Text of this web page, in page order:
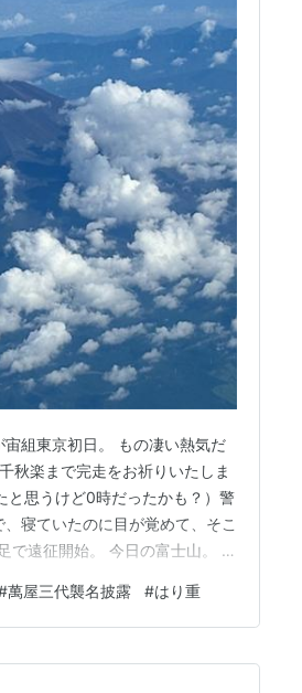
組東京初日。 もの凄い熱気だ
秋楽まで完走をお祈りいたしま
思うけど0時だったかも？）警
寝ていたのに目が覚めて、そこ
遠征開始。 今日の富士山。 綿
松竹座に萬屋三代襲名披露公演
萬屋三代襲名披露 #はり重